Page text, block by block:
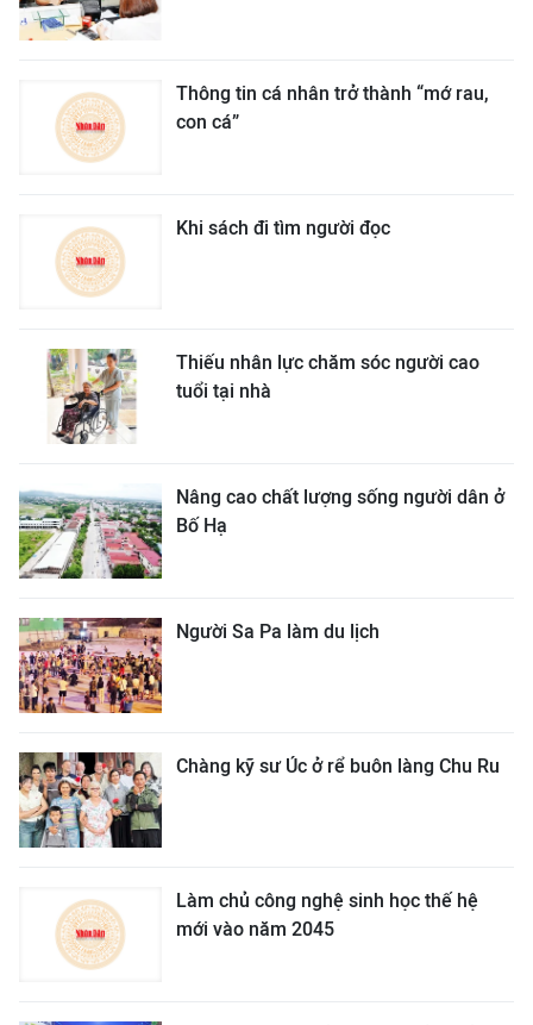
Thông tin cá nhân trở thành “mớ rau,
con cá”
Khi sách đi tìm người đọc
Thiếu nhân lực chăm sóc người cao
tuổi tại nhà
Nâng cao chất lượng sống người dân ở
Bố Hạ
Người Sa Pa làm du lịch
Chàng kỹ sư Úc ở rể buôn làng Chu Ru
Làm chủ công nghệ sinh học thế hệ
mới vào năm 2045